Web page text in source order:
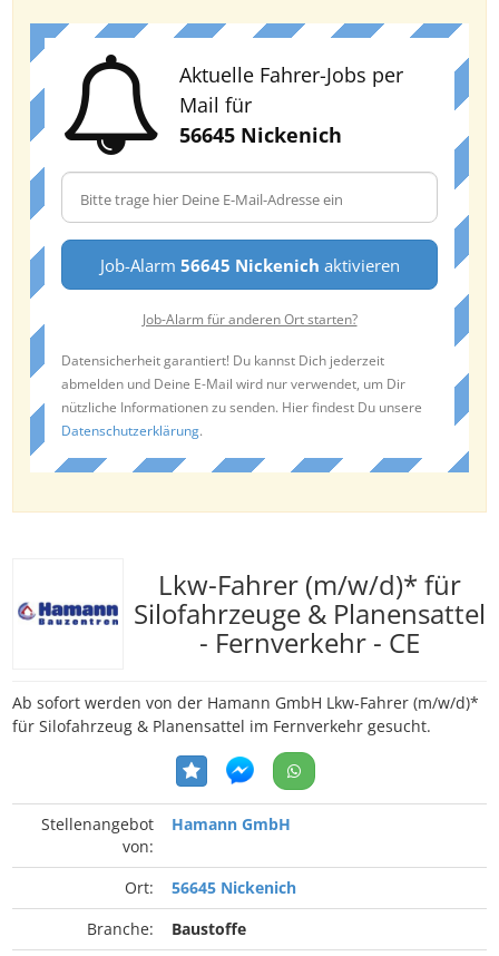
Aktuelle Fahrer-Jobs per
Mail für
56645 Nickenich
Job-Alarm 56645 Nickenich aktivieren
Job-Alarm für anderen Ort starten?
Datensicherheit garantiert! Du kannst Dich jederzeit
abmelden und Deine E-Mail wird nur verwendet, um Dir
nützliche Informationen zu senden. Hier findest Du unsere
Datenschutzerklärung.
Lkw-Fahrer (m/w/d)* für
Silofahrzeuge & Planensattel
- Fernverkehr - CE
Ab sofort werden von der Hamann GmbH Lkw-Fahrer (m/w/d)*
für Silofahrzeug & Planensattel im Fernverkehr gesucht.
Stellenangebot
von:
Hamann GmbH
Ort:
56645 Nickenich
Branche:
Baustoffe